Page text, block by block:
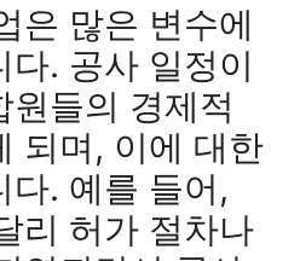
은 많은 변수에
다. 공사 일정이
원들의 경제적
되며, 이에 대한
다. 예를 들어,
리 허가 절차나